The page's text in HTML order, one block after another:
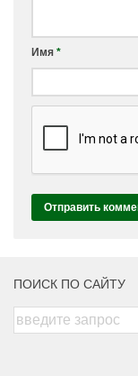
Имя *
ПОИСК ПО САЙТУ